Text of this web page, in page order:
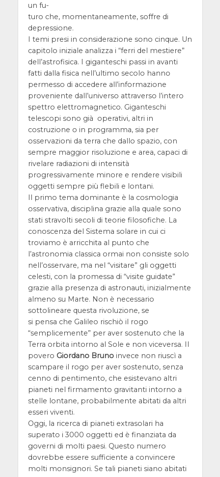
un fu-
turo che, momentaneamente, soffre di
depressione.
I temi presi in considerazione sono cinque. Un
capitolo iniziale analizza i “ferri del mestiere”
dell’astrofisica. I giganteschi passi in avanti
fatti dalla fisica nell’ultimo secolo hanno
permesso di accedere all’informazione
proveniente dall’universo attraverso l’intero
spettro elettromagnetico. Giganteschi
telescopi sono già operativi, altri in
costruzione o in programma, sia per
osservazioni da terra che dallo spazio, con
sempre maggior risoluzione e area, capaci di
rivelare radiazioni di intensità
progressivamente minore e rendere visibili
oggetti sempre più flebili e lontani.
Il primo tema dominante è la cosmologia
osservativa, disciplina grazie alla quale sono
stati stravolti secoli di teorie filosofiche. La
conoscenza del Sistema solare in cui ci
troviamo è arricchita al punto che
l’astronomia classica ormai non consiste solo
nell’osservare, ma nel “visitare” gli oggetti
celesti, con la promessa di “visite guidate”
grazie alla presenza di astronauti, inizialmente
almeno su Marte. Non è necessario
sottolineare questa rivoluzione, se
si pensa che Galileo rischiò il rogo
“semplicemente” per aver sostenuto che la
Terra orbita intorno al Sole e non viceversa. Il
povero Giordano Brunoinvece non riuscì a
scampare il rogo per aver sostenuto, senza
cenno di pentimento, che esistevano altri
pianeti nel firmamento gravitanti intorno a
stelle lontane, probabilmente abitati da altri
esseri viventi.
Oggi, la ricerca di pianeti extrasolari ha
superato i 3000 oggetti ed è finanziata da
governi di molti paesi. Questo numero
dovrebbe essere sufficiente a convincere
molti monsignori. Se tali pianeti siano abitati